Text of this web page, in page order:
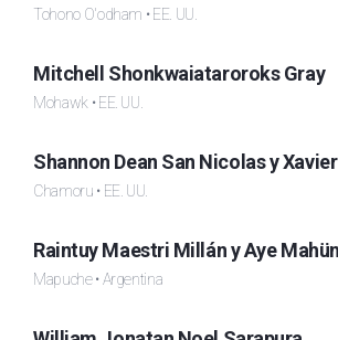
Tohono O'odham • EE. UU.
Mitchell Shonkwaiataroroks Gray
Mohawk • EE. UU.
Shannon Dean San Nicolas y
Chamoru • EE. UU.
Raintuy Maestri Millán y Aye Mahün
Mapuche • Argentina